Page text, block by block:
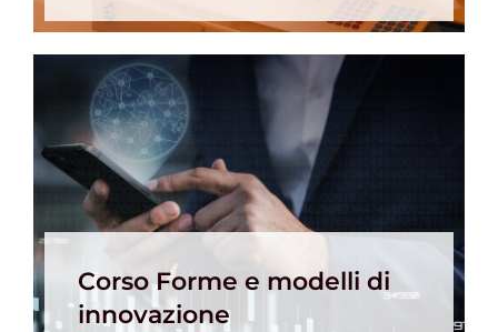
Corso Forme e modelli di
innovazione